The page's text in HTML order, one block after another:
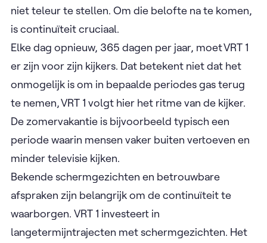
niet teleur te stellen. Om die belofte na te komen,
is continuïteit cruciaal.
Elke dag opnieuw, 365 dagen per jaar, moet VRT 1
er zijn voor zijn kijkers. Dat betekent niet dat het
onmogelijk is om in bepaalde periodes gas terug
te nemen, VRT 1 volgt hier het ritme van de kijker.
De zomervakantie is bijvoorbeeld typisch een
periode waarin mensen vaker buiten vertoeven en
minder televisie kijken.
Bekende schermgezichten en betrouwbare
afspraken zijn belangrijk om de continuïteit te
waarborgen. VRT 1 investeert in
langetermijntrajecten met schermgezichten. Het